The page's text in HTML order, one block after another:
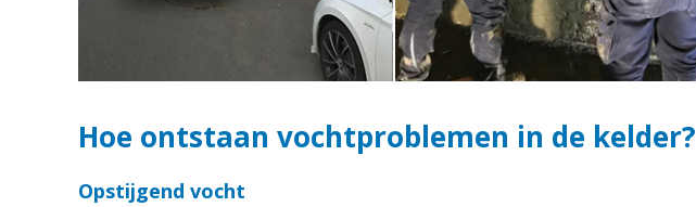
Hoe ontstaan vochtproblemen in de kelder?
Opstijgend vocht